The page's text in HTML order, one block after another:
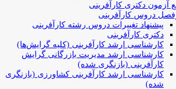
آزمون دکتری کارآفرینی
دروس کارآفرینی
پیشنهاد تغییرات دروس رشته کارآفرینی
دکتری کارآفرینی
کارشناسی ارشد کارآفرینی (کلیه گرایش‌ها)
کارشناسی ارشد مدیریت بازرگانی گرایش
کارآفرینی (بازنگری شده)
کارشناسی ارشد کارآفرینی کشاورزی (بازنگری
شده)